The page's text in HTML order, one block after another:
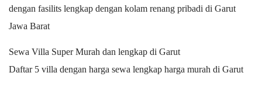
dengan fasilits lengkap dengan kolam renang pribadi di Garut
Jawa Barat
Sewa Villa Super Murah dan lengkap di Garut
Daftar 5 villa dengan harga sewa lengkap harga murah di Garut